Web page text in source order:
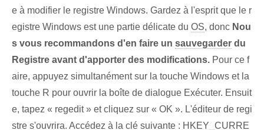
e à modifier le registre Windows. Gardez à l'esprit que le r
egistre Windows est une partie délicate du OS, donc Nou
s vous recommandons d'en faire un sauvegarder du
Registre avant d'apporter des modifications. Pour ce f
aire, appuyez simultanément sur la touche Windows et la
touche R pour ouvrir la boîte de dialogue Exécuter. Ensuit
e, tapez « regedit » et cliquez sur « OK ». L'éditeur de regi
stre s'ouvrira. Accédez à la clé suivante : HKEY_CURRE